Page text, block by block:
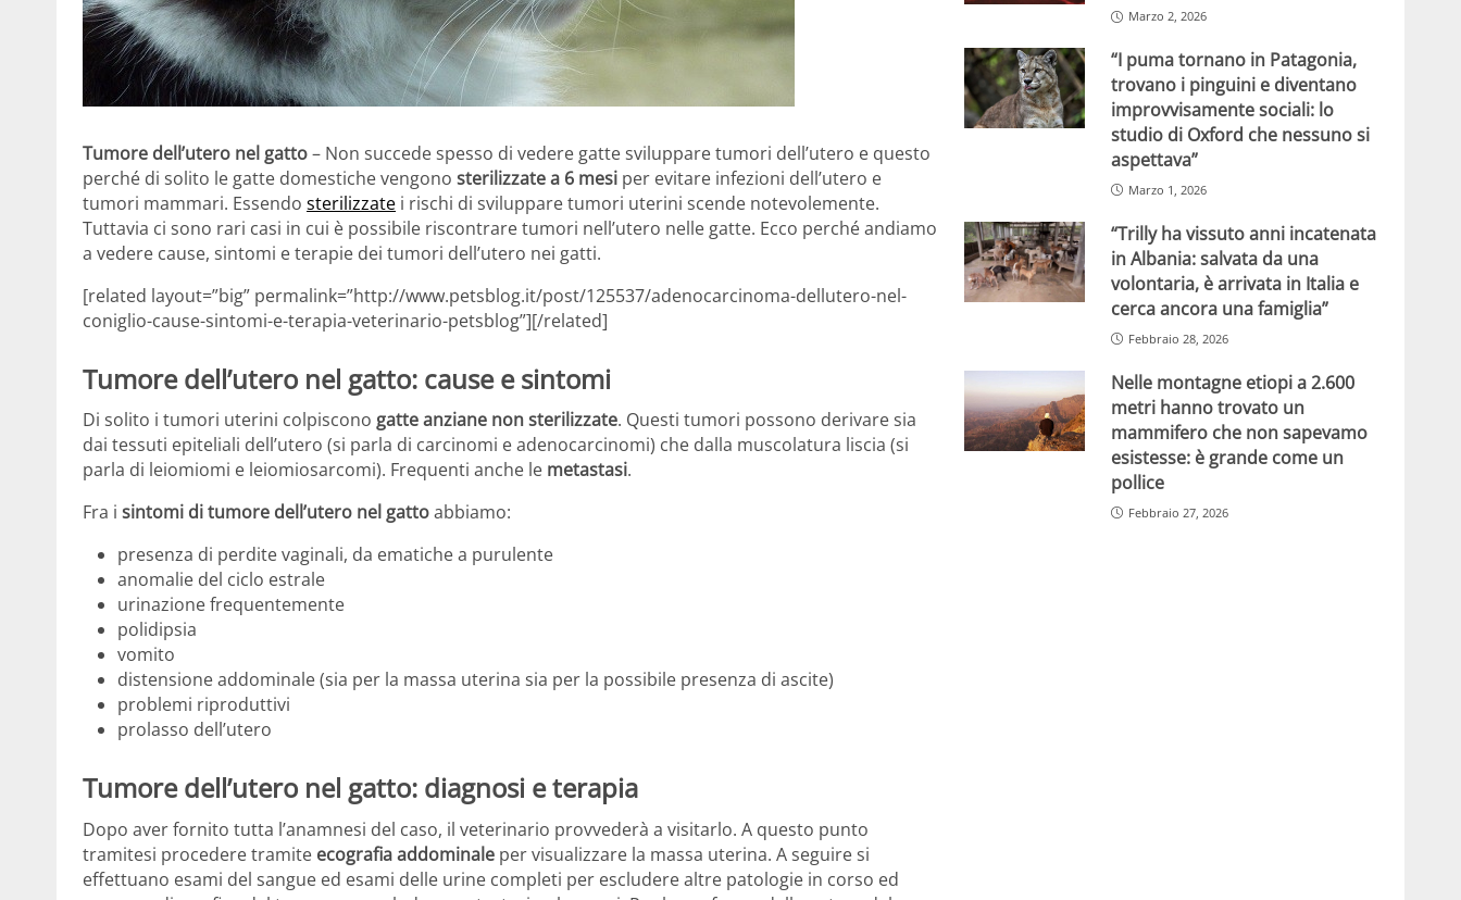
Tumore dell’utero nel gatto– Non succede spesso di vedere gatte sviluppare tumori dell’utero e questo
perché di solito le gatte domestiche vengono sterilizzate a 6 mesi per evitare infezioni dell’utero e
tumori mammari. Essendo sterilizzate i rischi di sviluppare tumori uterini scende notevolemente.
Tuttavia ci sono rari casi in cui è possibile riscontrare tumori nell’utero nelle gatte. Ecco perché andiamo
a vedere cause, sintomi e terapie dei tumori dell’utero nei gatti.
[related layout=”big” permalink=”http://www.petsblog.it/post/125537/adenocarcinoma-dellutero-nel-
coniglio-cause-sintomi-e-terapia-veterinario-petsblog”][/related]
Tumore dell’utero nel gatto: cause e sintomi
Di solito i tumori uterini colpiscono gatte anziane non sterilizzate. Questi tumori possono derivare sia
dai tessuti epiteliali dell’utero (si parla di carcinomi e adenocarcinomi) che dalla muscolatura liscia (si
parla di leiomiomi e leiomiosarcomi). Frequenti anche le metastasi.
Fra i sintomi di tumore dell’utero nel gattoabbiamo:
presenza di perdite vaginali, da ematiche a purulente
anomalie del ciclo estrale
urinazione frequentemente
polidipsia
vomito
distensione addominale (sia per la massa uterina sia per la possibile presenza di ascite)
problemi riproduttivi
prolasso dell’utero
Tumore dell’utero nel gatto: diagnosi e terapia
Dopo aver fornito tutta l’anamnesi del caso, il veterinario provvederà a visitarlo. A questo punto
tramitesi procedere tramite ecografia addominale per visualizzare la massa uterina. A seguire si
effettuano esami del sangue ed esami delle urine completi per escludere altre patologie in corso ed
Marzo 2, 2026
“I puma tornano in Patagonia,
trovano i pinguini e diventano
improvvisamente sociali: lo
studio di Oxford che nessuno si
aspettava”
Marzo 1, 2026
“Trilly ha vissuto anni incatenata
in Albania: salvata da una
volontaria, è arrivata in Italia e
cerca ancora una famiglia”
Febbraio 28, 2026
Nelle montagne etiopi a 2.600
metri hanno trovato un
mammifero che non sapevamo
esistesse: è grande come un
pollice
Febbraio 27, 2026